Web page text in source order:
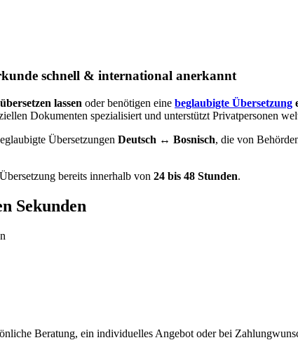
schnell & international anerkannt
lassen oder benötigen eine beglaubigte Übersetzung
Dokumenten spezialisiert und unterstützt Privatpersonen
Übersetzungen Deutsch ↔ Bosnisch, die von
bereits innerhalb von 24 bis 48 Stunden.
Sekunden
Beratung, ein individuelles Angebot oder bei